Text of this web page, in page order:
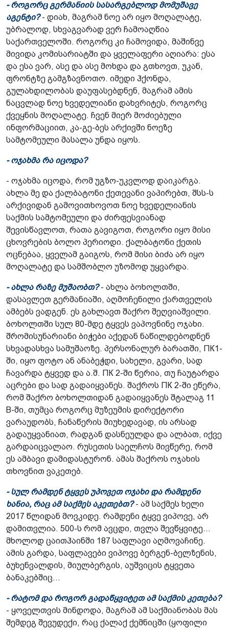
- როგორც გერმანიის სასარგებლოდ მომუშავე
აგენტი?- დიახ, მაგრამ ნოე არ იყო მოღალატე,
უბრალოდ, სხვაგვარად ვერ ჩამოაღწია
საქართველოში. როგორც კი ჩამოვიდა, მაშინვე
მივიდა კომისარიატში და ყველაფერი აღიარა: ესა
და ესა ვარ, ასე და ასე მოხდა და გთხოვთ, უკან,
ფრონტზე გამგზავნოთო. იმედი ჰქონდა,
გულახდილობას დაუფასებდნენ, მაგრამ ამის
ნაცვლად ნოე ხვედელიანი დახვრიტეს, როგორც
ქვეყნის მოღალატე. ჩვენ მიერ მოძიებული
ინფორმაციით, კა-გე-ბეს არქივში ნოეზე
სამტომეული მასალა უნდა იყოს.
- ოჯახმა რა იცოდა?
- ოჯახმა იცოდა, რომ უგზო-უკვლოდ დაიკარგა.
ახლა მე და ქალბატონი ქეთევანი ვაპირებთ, შსს-ს
არქივიდან გამოვითხოვოთ ნოე ხვედელიანის
საქმის სამტომეული და ძირფესვიანად
შევისწავლოთ, რათა გავიგოთ, როგორი იყო მისი
ცხოვრების ბოლო პერიოდი. ქალბატონი ქეთის
ოცნებაა, ყველამ გაიგოს, რომ მისი ბიძა არ იყო
მოღალატე და სამშობლო უზომოდ უყვარდა.
- ახლა რაზე მუშაობთ?- ახლა ბოხოლთში,
დასავლეთ გერმანიაში, აღმოჩენილი ქართველის
ამბებს ვადგენ. ეს გახლავთ შაქრო შეღვიაშვილი.
ბოხოლთში სულ 80-მდე ტყვეს ვაპოვნინე ოჯახი.
შრომისუნარიანი ბიჭები აქედან ნაწილდებოდნენ
სხვადასხვა სამუშაოზე. პერსონალურ ბარათში, ПК1-
ში, იყო ფოტო ან ანაბეჭდი, სახელი, გვარი, სად
ჩავარდა ტყვედ და ა.შ. ПК 2-ში წერია, თუ ჩაუტარდა
აცრები და სად გადაიყვანეს. შაქროს ПК 2-ში ეწერა,
რომ შაქრო ბოხოლთიდან გადაიყვანეს შტალაგ 11
B-ში, თუმცა როგორც მუზეუმის დირექტორი
ვარაუდობს, ჩანაწერის მიუხედავად, ის არსად
გადაუყვანიათ, რადგან დასნეულდა და ალბათ, იქვე
გარდაიცვალაო. რუსეთის საელჩოს მივწერე, რომ
ეს ამბავი დამიდასტურონ. ამას შაქროს ოჯახის
თხოვნით ვაკეთებ.
- სულ რამდენ ტყვეს უპოვეთ ოჯახი და რამდენი
ხანია, რაც ამ საქმეს აკეთებთ?- ამ საქმეს ხელი
2017 წლიდან მოვკიდე. რამდენი ტყვე ვიპოვე, არ
დამითვლია. 500-ს რომ ავცდი, თვლა შევწყვიტე...
მხოლოდ ცაითჰაინში 187 საფლავი აღმოვაჩინე.
ამის გარდა, საფლავები ვიპოვე ბერგენ-ბელზენის,
ბუხენვალდის, მიულბერგის, აუშვიცის ტყვეთა
ბანაკებშიც...
- რატომ და როგორ გადაწყვიტეთ ამ საქმის კეთება?
- ყოველთვის მინდოდა, მაგრამ ამ საქმიანობას მას
შემდეგ შევუდექი, რაც ქალაქ ქემნიცში (ყოფილი